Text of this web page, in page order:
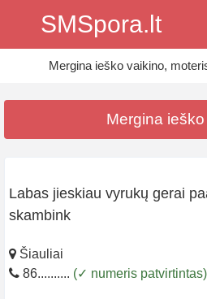
SMSpora.lt
Mergina ieško vaikino,
Mergina
Labas jieskiau vyrukų gerai
skambink
Šiauliai
86.......... (✓ numeris patvirtintas)